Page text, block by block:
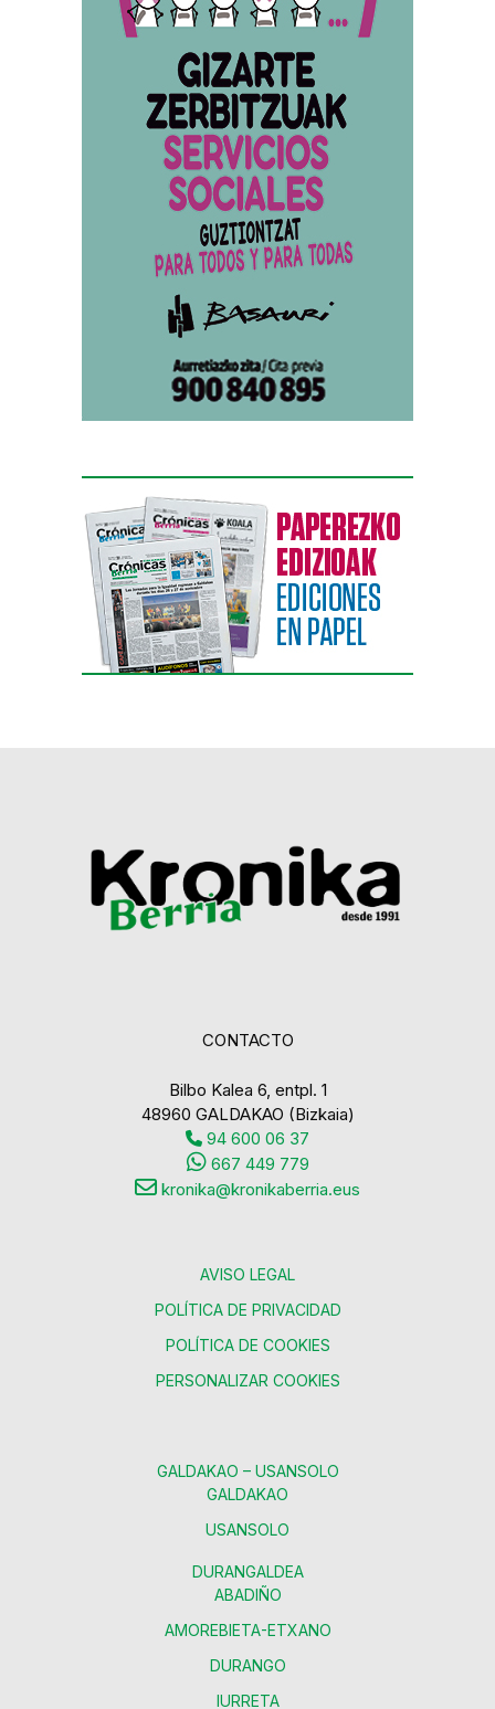
CONTACTO
Bilbo Kalea 6, entpl. 1
48960 GALDAKAO (Bizkaia)
94 600 06 37
667 449 779
kronika@kronikaberria.eus
AVISO LEGAL
POLÍTICA DE PRIVACIDAD
POLÍTICA DE COOKIES
PERSONALIZAR COOKIES
GALDAKAO – USANSOLO
GALDAKAO
USANSOLO
DURANGALDEA
ABADIÑO
AMOREBIETA-ETXANO
DURANGO
IURRETA